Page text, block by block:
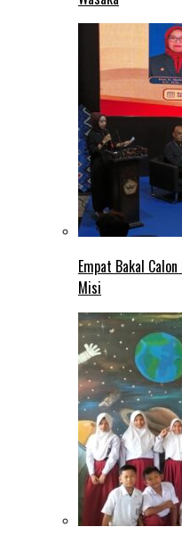
Empat Bakal
Misi